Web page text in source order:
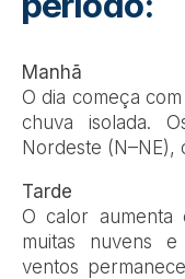
Manhã
O dia começa
chuva isolada.
Nordeste (N–NE),
Tarde
O calor aumenta
muitas nuvens
ventos